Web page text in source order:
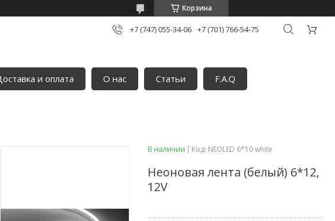
Корзина
+7 (747) 055-34-06 +7 (701) 766-54-75
и оплата О нас Статьи F.A.Q
В наличии Код: NEOLED 6*10 white
Неоновая лента (белый) 6*12,
12V